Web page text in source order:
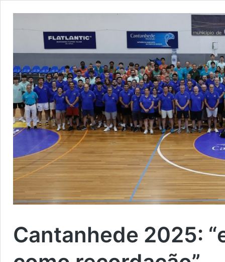
Cantanhede 2025: